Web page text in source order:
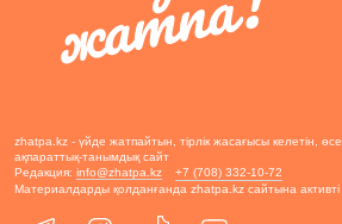
zhatpa.kz - үйде жатпайтын, тірлік жасағысы келетін,
ақпараттық-танымдық сайт
Редакция: info@zhatpa.kz
+7 (708) 332-10-72
Материалдарды қолданғанда zhatpa.kz сайтына активті